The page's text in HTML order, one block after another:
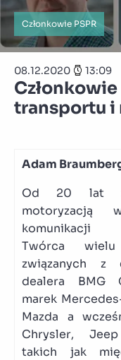
Członkowie PSPR
08.12.2020 13:09
Członkowie
transportu i
Adam
Od 20 lat
motoryzacją
komunikacji
Twórca
związanych z
dealera BMG
marek
Mazda a
Chrysler,
takich jak